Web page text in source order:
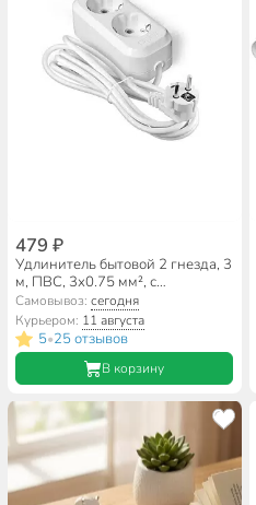
479 ₽
Удлинитель бытовой 2 гнезда, 3
м, ПВС, 3х0.75 мм², с
заземлением, UNIVersal, У10,
553-03
Самовывоз:сегодня
Курьером: 11 августа
5•25 отзывов
В корзину